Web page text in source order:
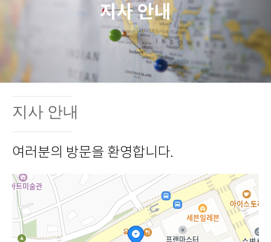
지사 안내
지사 안내
여러분의 방문을 환영합니다.